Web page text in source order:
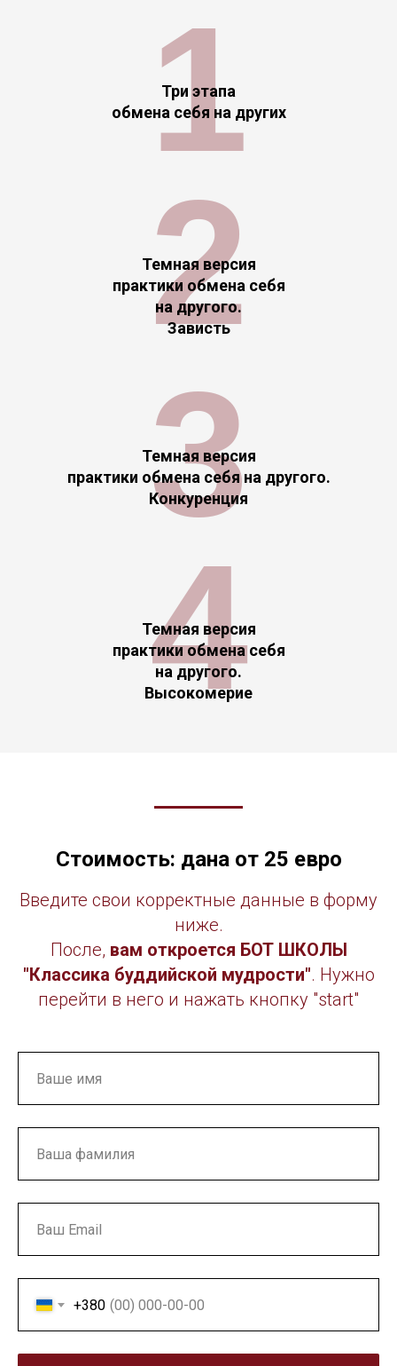
Три этапа
обмена себя на других
1
Темная версия
практики обмена себя
на другого.
Зависть
2
Темная версия
практики обмена себя на другого.
Конкуренция
3
Темная версия
практики обмена себя
на другого.
Высокомерие
4
Стоимость: дана от 25 евро
Введите свои корректные данные в форму
ниже.
После, вам откроется БОТ ШКОЛЫ
"Классика буддийской мудрости". Нужно
перейти в него и нажать кнопку "start"
+380